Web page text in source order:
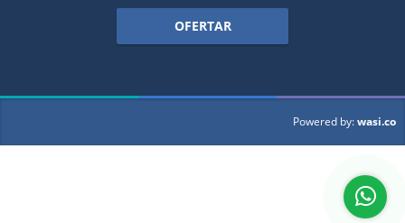
OFERTAR
Powered by:wasi.co